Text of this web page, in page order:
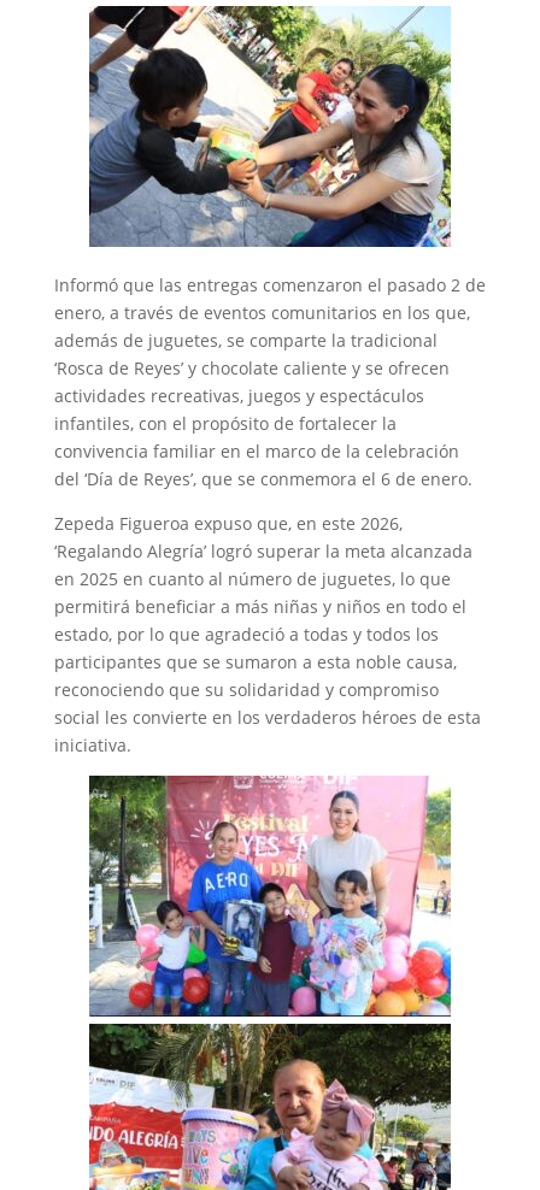
Informó que las entregas comenzaron el pasado 2 de
enero, a través de eventos comunitarios en los que,
además de juguetes, se comparte la tradicional
‘Rosca de Reyes’ y chocolate caliente y se ofrecen
actividades recreativas, juegos y espectáculos
infantiles, con el propósito de fortalecer la
convivencia familiar en el marco de la celebración
del ‘Día de Reyes’, que se conmemora el 6 de enero.
Zepeda Figueroa expuso que, en este 2026,
‘Regalando Alegría’ logró superar la meta alcanzada
en 2025 en cuanto al número de juguetes, lo que
permitirá beneficiar a más niñas y niños en todo el
estado, por lo que agradeció a todas y todos los
participantes que se sumaron a esta noble causa,
reconociendo que su solidaridad y compromiso
social les convierte en los verdaderos héroes de esta
iniciativa.